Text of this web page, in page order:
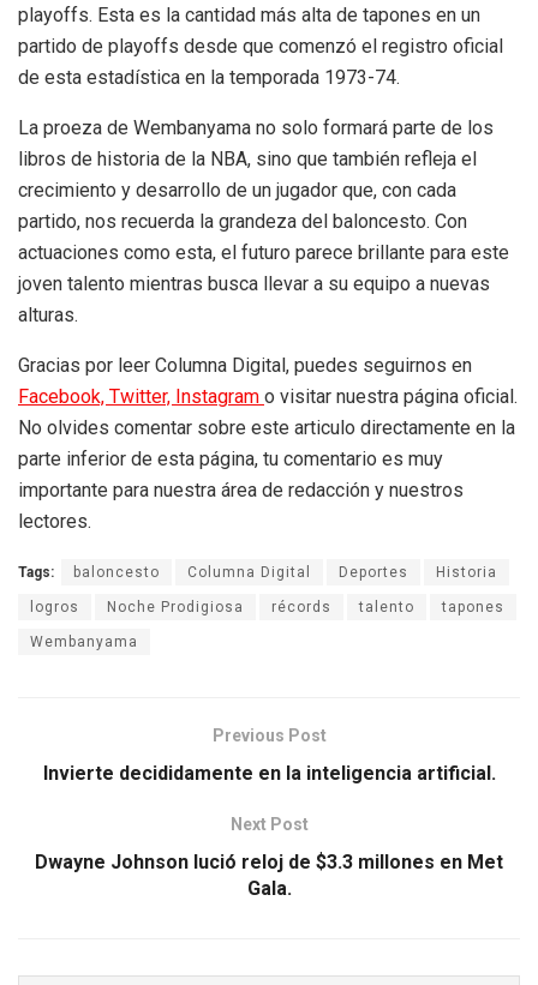
playoffs. Esta es la cantidad más alta de tapones en un
partido de playoffs desde que comenzó el registro oficial
de esta estadística en la temporada 1973-74.
La proeza de Wembanyama no solo formará parte de los
libros de historia de la NBA, sino que también refleja el
crecimiento y desarrollo de un jugador que, con cada
partido, nos recuerda la grandeza del baloncesto. Con
actuaciones como esta, el futuro parece brillante para este
joven talento mientras busca llevar a su equipo a nuevas
alturas.
Gracias por leer Columna Digital, puedes seguirnos en
Facebook, Twitter, Instagram o visitar nuestra página oficial.
No olvides comentar sobre este articulo directamente en la
parte inferior de esta página, tu comentario es muy
importante para nuestra área de redacción y nuestros
lectores.
Tags: baloncesto Columna Digital Deportes Historia
logros Noche Prodigiosa récords talento tapones
Wembanyama
Previous Post
Invierte decididamente en la inteligencia artificial.
Next Post
Dwayne Johnson lució reloj de $3.3 millones en Met
Gala.